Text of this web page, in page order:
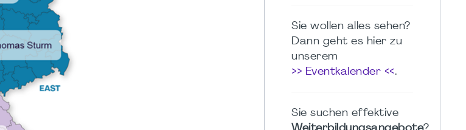
Sie wollen alles sehen?
Dann geht es hier zu
unserem
>> Eventkalender <<.
Sie suchen effektive